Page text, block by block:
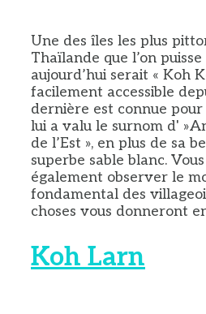
Une des îles les plus
Thaïlande que l’on
aujourd’hui serait « Koh
facilement accessible
dernière est connue
lui a valu le surnom d'
de l’Est », en plus de sa
superbe sable blanc.
également observer le
fondamental des
choses vous donneront
Koh Larn